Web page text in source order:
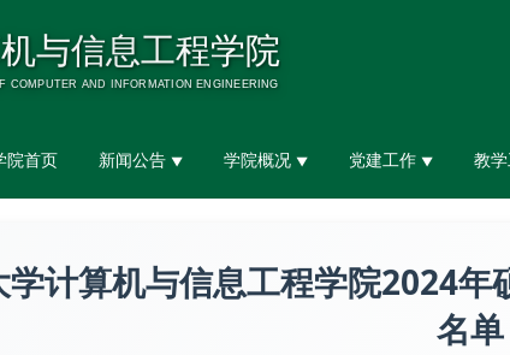
院首页 新闻公告 ▼ 学院概况 ▼ 党建工作 ▼ 教
计算机与信息工程学院2024
名单